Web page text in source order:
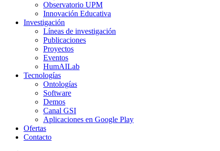
Observatorio UPM
Innovación Educativa
Investigación
Líneas de investigación
Publicaciones
Proyectos
Eventos
HumAILab
Tecnologías
Ontologías
Software
Demos
Canal GSI
Aplicaciones en Google Play
Ofertas
Contacto